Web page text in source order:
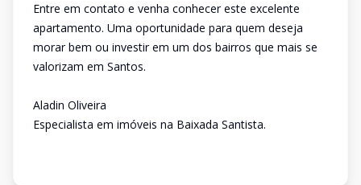
Entre em contato e venha conhecer este excelente
apartamento. Uma oportunidade para quem deseja
morar bem ou investir em um dos bairros que mais se
valorizam em Santos.
Aladin Oliveira
Especialista em imóveis na Baixada Santista.